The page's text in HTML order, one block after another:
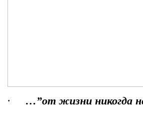
· …”от жизни никогда